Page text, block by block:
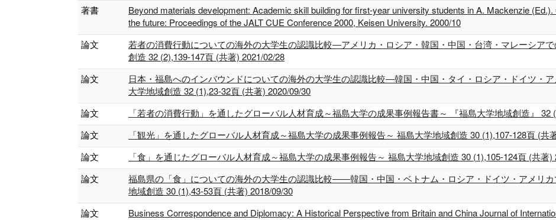
著書
Beyond materials development: Academic skill building for first-year university students in A. Mackenzie
the future: Proceedings of the JALT CUE Conference 2000, Keisen University. 2000/10
論文
若者の消費行動についての海外の大学生の認識比較―アメリカ・ロシア・韓国・中国・台湾・マレーシア
創造 32 (2),139-147頁 (共著) 2021/02/28
論文
日本・福島へのインバウンドについての海外の大学生の認識比較―韓国・中国・タイ・ロシア・ドイツ・
大学地域創造 32 (1),23-32頁 (共著) 2020/09/30
論文
「若者の消費行動」を通したグローバル人材育成～福島大学の成果事例報告書～ 『福島大学地域創造』 32
論文
「観光」を通したグローバル人材育成～福島大学の成果事例報告～ 福島大学地域創造 30 (1),107-128頁 (共
論文
「食」を通じたグローバル人材育成～福島大学の成果事例報告～ 福島大学地域創造 30 (1),105-124頁 (共著)
論文
福島県の「食」についての海外の大学生の認識比較――韓国・中国・ベトナム・ロシア・ドイツ・アメリ
地域創造 30 (1),43-53頁 (共著) 2018/09/30
論文
Business Correspondence and Diplomacy: A Historical Perspective from Britain and China Journal of